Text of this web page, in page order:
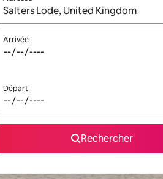
Lorsque les résultats s'affichent, utilisez
Arrivée
Départ
Rechercher